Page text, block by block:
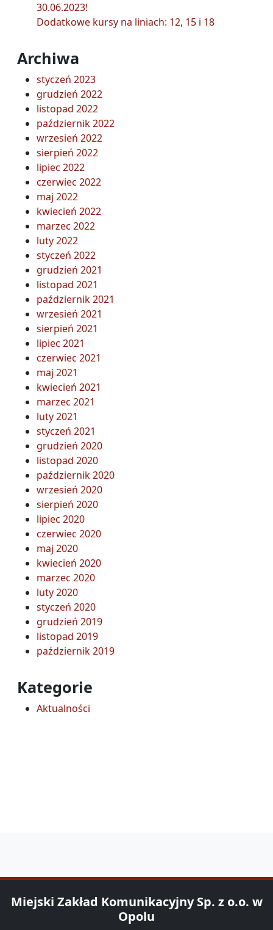
30.06.2023!
Dodatkowe kursy na liniach: 12, 15 i 18
Archiwa
styczeń 2023
grudzień 2022
listopad 2022
październik 2022
wrzesień 2022
sierpień 2022
lipiec 2022
czerwiec 2022
maj 2022
kwiecień 2022
marzec 2022
luty 2022
styczeń 2022
grudzień 2021
listopad 2021
październik 2021
wrzesień 2021
sierpień 2021
lipiec 2021
czerwiec 2021
maj 2021
kwiecień 2021
marzec 2021
luty 2021
styczeń 2021
grudzień 2020
listopad 2020
październik 2020
wrzesień 2020
sierpień 2020
lipiec 2020
czerwiec 2020
maj 2020
kwiecień 2020
marzec 2020
luty 2020
styczeń 2020
grudzień 2019
listopad 2019
październik 2019
Kategorie
Aktualności
Miejski Zakład Komunikacyjny Sp. z o.o. w
Opolu